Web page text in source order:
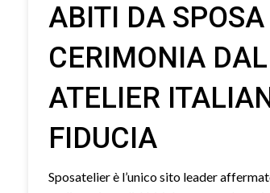
ABITI DA
CERIMONIA
ATELIER
FIDUCIA
Sposatelier è l’unico sito leader